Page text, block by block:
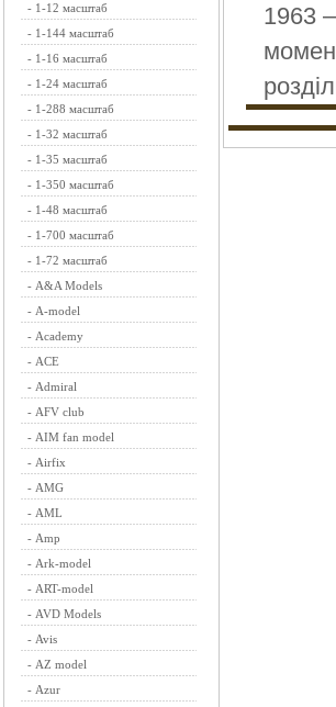
- 1-12 масштаб
- 1-144 масштаб
- 1-16 масштаб
- 1-24 масштаб
- 1-288 масштаб
- 1-32 масштаб
- 1-35 масштаб
- 1-350 масштаб
- 1-48 масштаб
- 1-700 масштаб
- 1-72 масштаб
- A&A Models
- A-model
- Academy
- ACE
- Admiral
- AFV club
- AIM fan model
- Airfix
- AMG
- AML
- Amp
- Ark-model
- ART-model
- AVD Models
- Avis
- AZ model
- Azur
1963